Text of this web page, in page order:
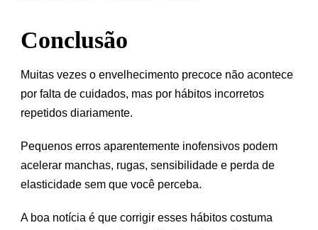
Conclusão
Muitas vezes o envelhecimento precoce não acontece
por falta de cuidados, mas por hábitos incorretos
repetidos diariamente.
Pequenos erros aparentemente inofensivos podem
acelerar manchas, rugas, sensibilidade e perda de
elasticidade sem que você perceba.
A boa notícia é que corrigir esses hábitos costuma